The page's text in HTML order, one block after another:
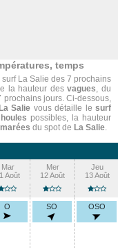
temps
surf La Salie des 7 prochains
la hauteur desvagues
, du
prochains jours. Ci-dessous,
Salie vous détaille lesurf
houles possibles, la hauteur
marées du spot de La Salie
Mar
Août
Mer
12 Août
Jeu
13 Août
O SO OSO